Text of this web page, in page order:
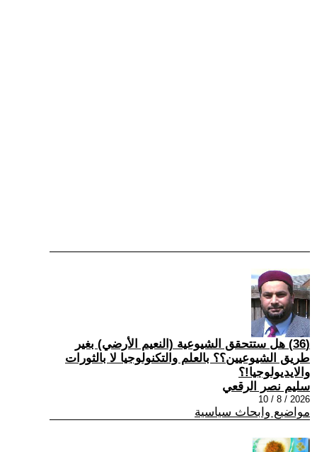
(36) هل ستتحقق الشيوعية (النعيم الأرضي) بغير
طريق الشيوعيين؟؟ بالعلم والتكنولوجيا لا بالثورات
والايديولوجيا!؟
سليم نصر الرقعي
2026 / 8 / 10
مواضيع وابحاث سياسية